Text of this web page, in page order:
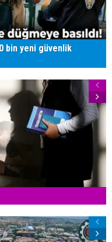
bin yeni güvenlik